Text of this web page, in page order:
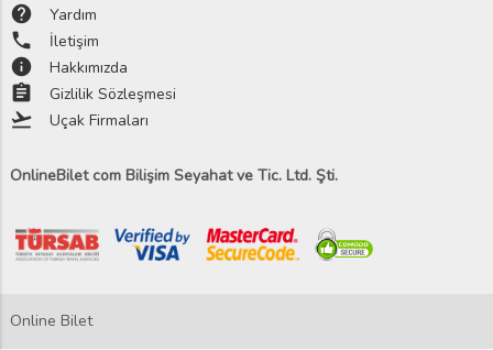
help Yardım
phone İletişim
info Hakkımızda
assignment Gizlilik Sözleşmesi
flight_takeoff Uçak Firmaları
OnlineBilet com Bilişim Seyahat ve Tic. Ltd. Şti.
Online Bilet